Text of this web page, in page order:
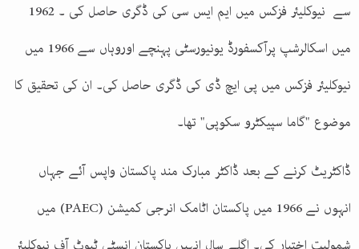
سے نیوکلیئر فزکس میں ایم ایس سی کی ڈگری حاصل کی ۔ 1962
میں اسکالرشپ پرآکسفورڈ یونیورسٹی پہنچے اوروہاں سے 1966 میں
نیوکلیئر فزکس میں پی ایچ ڈی کی ڈگری حاصل کی۔ ان کی تحقیق کا
موضوع "گاما سپیکٹرو سکوپی" تھا۔
ڈاکٹریٹ کرنے کے بعد ڈاکٹر مبارک مند پاکستان واپس آئے جہاں
انہوں نے 1966 میں پاکستان اٹامک انرجی کمیشن (PAEC) میں